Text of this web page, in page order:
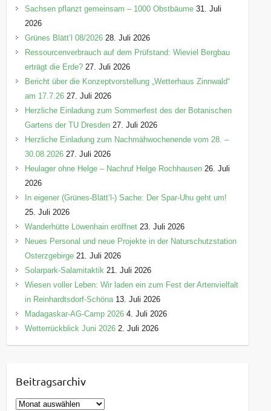
r
e
n
Sachsen pflanzt gemeinsam – 1000 Obstbäume 31. Juli
2026
Grünes Blätt’l 08/2026 28. Juli 2026
Ressourcenverbrauch auf dem Prüfstand: Wieviel Bergbau
erträgt die Erde? 27. Juli 2026
Bericht über die Konzeptvorstellung „Wetterhaus Zinnwald“
am 17.7.26 27. Juli 2026
Herzliche Einladung zum Sommerfest des der Botanischen
Gartens der TU Dresden 27. Juli 2026
Herzliche Einladung zum Nachmähwochenende vom 28. –
30.08.2026 27. Juli 2026
Heulager ohne Helge – Nachruf Helge Rochhausen 26. Juli
2026
In eigener (Grünes-Blätt’l-) Sache: Der Spar-Uhu geht um!
25. Juli 2026
Wanderhütte Löwenhain eröffnet 23. Juli 2026
Neues Personal und neue Projekte in der Naturschutzstation
Osterzgebirge 21. Juli 2026
Solarpark-Salamitaktik 21. Juli 2026
Wiesen voller Leben: Wir laden ein zum Fest der Artenvielfalt
in Reinhardtsdorf-Schöna 13. Juli 2026
Madagaskar-AG-Camp 2026 4. Juli 2026
Wetterrückblick Juni 2026 2. Juli 2026
Beitragsarchiv
B